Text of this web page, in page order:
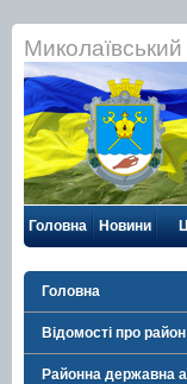
Головна Новини
Головна
Відомості про район
Районна державна